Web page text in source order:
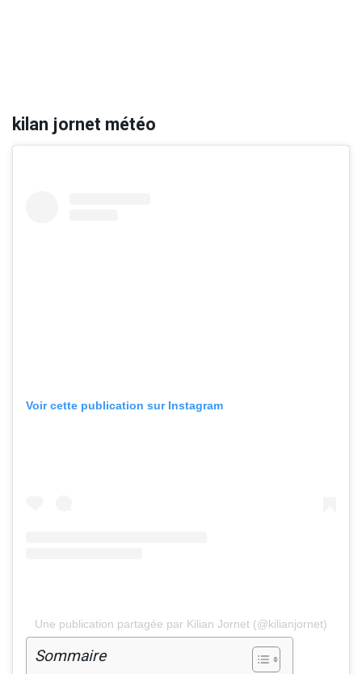
kilan jornet météo
Voir cette publication sur Instagram
Une publication partagée par Kilian Jornet (@kilianjornet)
Sommaire